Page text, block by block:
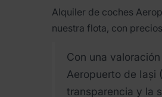
Alquiler de coches
nuestra flota, con
Con una
Aeropuerto de Iași
transparencia y la